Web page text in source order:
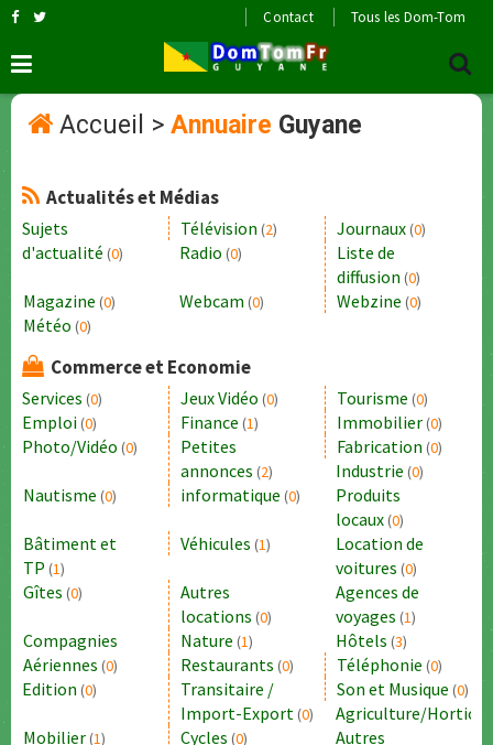
Contact Tous les Dom-Tom
Accueil > Annuaire Guyane
Actualités et Médias
Sujets
d'actualité (0)
Télévision (2) Journaux(0)
Radio (0)
Liste de
diffusion (0)
Magazine (0) Webcam (0) Webzine (0)
Météo (0)
Commerce et Economie
Services (0) Jeux Vidéo (0) Tourisme (0)
Emploi(0) Finance (1) Immobilier(0)
Photo/Vidéo (0)
Petites
annonces (2)
Fabrication (0)
Industrie (0)
Nautisme (0) informatique (0)
Produits
locaux(0)
Bâtiment et
TP (1)
Véhicules (1)
Location de
voitures (0)
Gîtes (0)
Autres
locations (0)
Agences de
voyages (1)
Compagnies
Aériennes (0)
Nature (1) Hôtels (3)
Restaurants (0) Téléphonie (0)
Edition (0)
Transitaire /
Import-Export(0)
Son et Musique (0)
Agriculture/
Mobilier(1) Cycles (0)
Autres